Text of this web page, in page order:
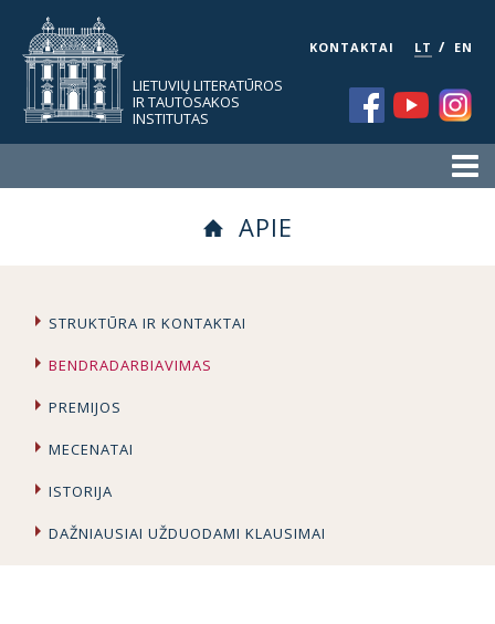
LIETUVIŲ LITERATŪROS
IR TAUTOSAKOS
INSTITUTAS
KONTAKTAI LT / EN
APIE
STRUKTŪRA IR KONTAKTAI
BENDRADARBIAVIMAS
PREMIJOS
MECENATAI
ISTORIJA
DAŽNIAUSIAI UŽDUODAMI KLAUSIMAI